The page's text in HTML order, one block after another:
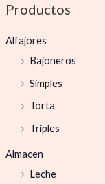
Productos
Alfajores
Bajoneros
Simples
Torta
Triples
Almacen
Leche